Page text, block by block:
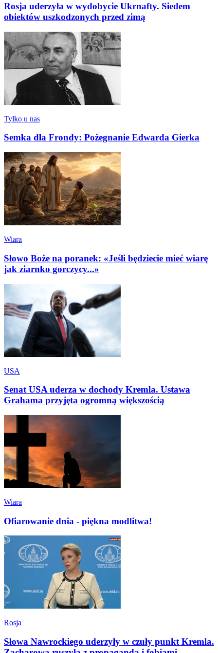
Rosja uderzyła w wydobycie Ukrnafty. Siedem
obiektów uszkodzonych przed zimą
Tylko u nas
Semka dla Frondy: Pożegnanie Edwarda Gierka
Wiara
Słowo Boże na poranek: «Jeśli będziecie mieć wiarę
jak ziarnko gorczycy...»
USA
Senat USA uderza w dochody Kremla. Ustawa
Grahama przyjęta ogromną większością
Wiara
Ofiarowanie dnia - piękna modlitwa!
Rosja
Słowa Nawrockiego uderzyły w czuły punkt Kremla.